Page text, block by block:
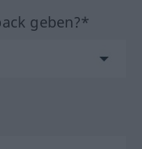
geben?*